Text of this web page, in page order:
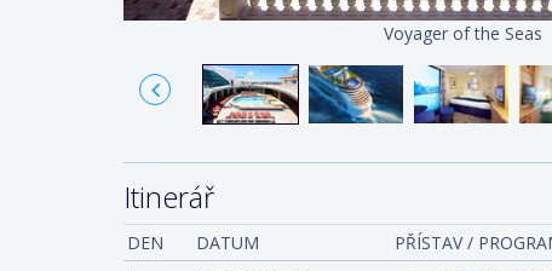
Voyager of the Seas
Itinerář
DEN DATUM PŘÍSTAV /